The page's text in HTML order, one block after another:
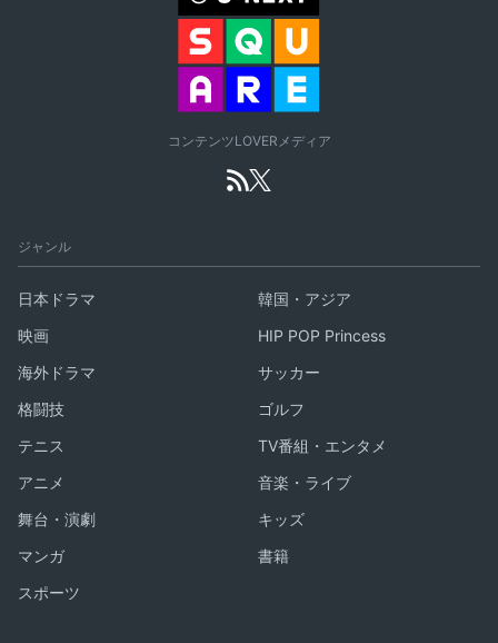
コンテンツLOVERメディア
ジャンル
日本ドラマ
韓国・アジア
映画
HIP POP Princess
海外ドラマ
サッカー
格闘技
ゴルフ
テニス
TV番組・エンタメ
アニメ
音楽・ライブ
舞台・演劇
キッズ
マンガ
書籍
スポーツ